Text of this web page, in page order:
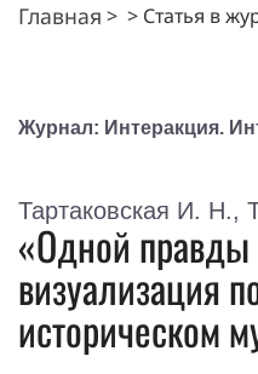
Главная > > Статья в
Журнал: Интеракция.
Тартаковская И. Н.,
«Одной правды
визуализация
историческом